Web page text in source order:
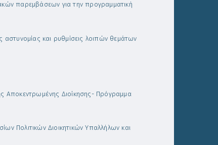
παρεμβάσεων για την προγραμματική
και ρυθμίσεις λοιπών θεμάτων
Αποκεντρωμένης Διοίκησης- Πρόγραμμα
Πολιτικών Διοικητικών Υπαλλήλων και